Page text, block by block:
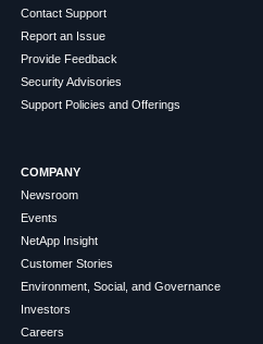
Contact Support
Report an Issue
Provide Feedback
Security Advisories
Support Policies and Offerings
COMPANY
Newsroom
Events
NetApp Insight
Customer Stories
Environment, Social, and Governance
Investors
Careers